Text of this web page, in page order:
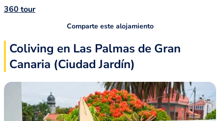
360 tour
Comparte este alojamiento
Coliving en Las Palmas de Gran
Canaria (Ciudad Jardín)